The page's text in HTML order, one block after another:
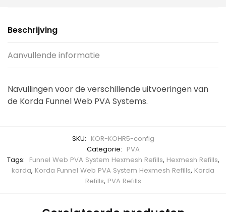
Beschrijving
Aanvullende informatie
Navullingen voor de verschillende uitvoeringen van
de Korda Funnel Web PVA Systems.
SKU: KOR-KOHR5-config
Categorie: PVA
Tags: Funnel Web PVA System Hexmesh Refills, Hexmesh Refills,
korda, Korda Funnel Web PVA System Hexmesh Refills, Korda
Refills, PVA Refills